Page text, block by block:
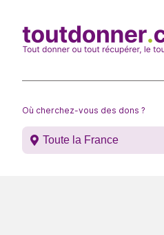
Où cherchez-vous des dons ?
Toute la France